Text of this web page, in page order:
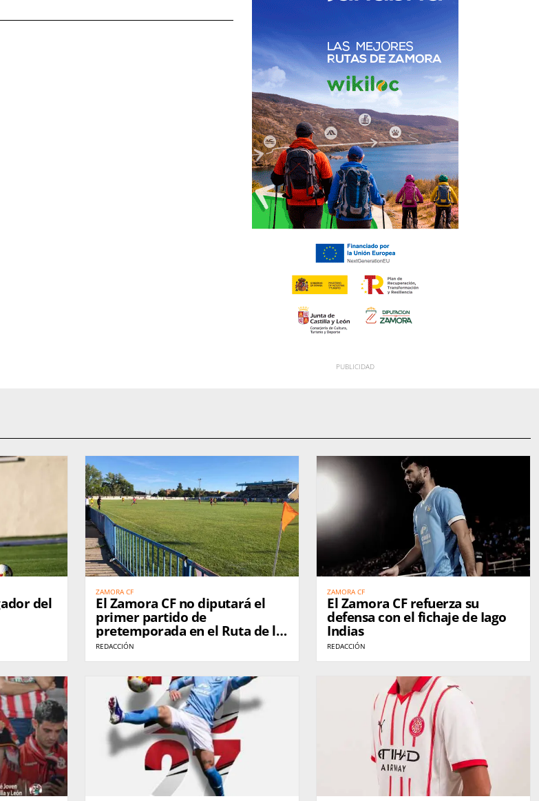
del
ZAMORA CF
El Zamora CF no diputará el
primer partido de
pretemporada en el Ruta de la
Plata
REDACCIÓN
ZAMORA CF
El Zamora CF refuerza su
defensa con el fichaje de Iago
Indias
REDACCIÓN